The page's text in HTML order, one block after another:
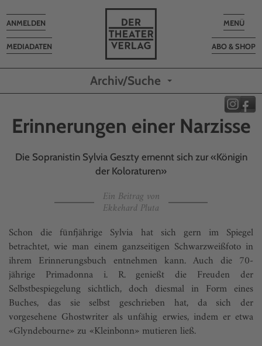
Toggle
MENÜ
ABO & SHOP
MEDIADATEN
Toggle
navigation
ANMELDEN
Archiv/Suche
Erinnerungen einer Narzisse
Die Sopranistin Sylvia Geszty ernennt sich zur «Königin
der Koloraturen»
Ein Beitrag von
Ekkehard Pluta
Schon die fünfjährige Sylvia hat sich gern im Spiegel
betrachtet, wie man einem ganzseitigen Schwarzweißfoto in
ihrem Erinnerungsbuch entnehmen kann. Auch die 70-
jährige Primadonna i. R. genießt die Freuden der
Selbstbespiegelung sichtlich, doch diesmal in Form eines
Buches, das sie selbst geschrieben hat, da sich der
vorgesehene Ghostwriter als unfähig erwies, indem er etwa
«Glyndebourne» zu «Kleinbonn» mutieren ließ.